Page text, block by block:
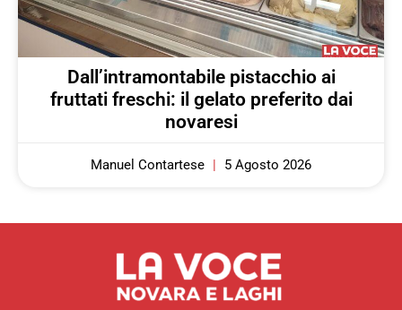
Dall’intramontabile pistacchio ai
fruttati freschi: il gelato preferito dai
novaresi
Manuel Contartese 5 Agosto 2026